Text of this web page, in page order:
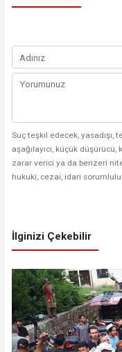
Suç teşkil edecek, yasadışı,
aşağılayıcı, küçük
zarar verici ya da benzeri
hukuki, cezai, idari
İlginizi Çekebilir